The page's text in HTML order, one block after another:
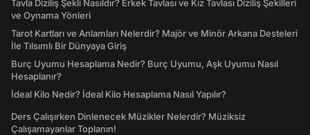
Tavla Diziliş Şekli Nasıldır? Erkek Tavlası ve Kız Tavlası Diziliş Şekilleri
ve Oynama Yönleri
Tarot Kartları ve Anlamları Nelerdir? Majör ve Minör Arkana Desteleri
İle Tılsımlı Bir Dünyaya Giriş
Burç Uyumu Hesaplama Nedir? Burç Uyumu, Aşk Uyumu Nasıl
Hesaplanır?
İdeal Kilo Nedir? İdeal Kilo Hesaplama Nasıl Yapılır?
Ders Çalışırken Dinlenecek Müzikler Nelerdir? Müziksiz
Çalışamayanlar Toplanın!